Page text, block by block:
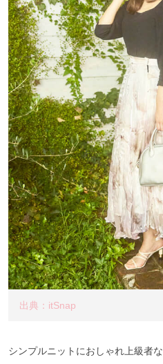
出典：itSnap
シンプルニットにおしゃれ上級者な